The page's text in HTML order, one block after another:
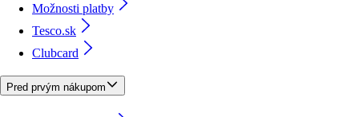
Možnosti platby
Tesco.sk
Clubcard
Pred prvým nákupom